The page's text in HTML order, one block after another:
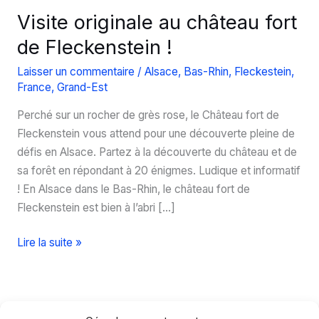
Visite originale au château fort
de Fleckenstein !
Laisser un commentaire / Alsace, Bas-Rhin, Fleckestein,
France, Grand-Est
Perché sur un rocher de grès rose, le Château fort de
Fleckenstein vous attend pour une découverte pleine de
défis en Alsace. Partez à la découverte du château et de
sa forêt en répondant à 20 énigmes. Ludique et informatif
! En Alsace dans le Bas-Rhin, le château fort de
Fleckenstein est bien à l’abri […]
Visite
Lire la suite »